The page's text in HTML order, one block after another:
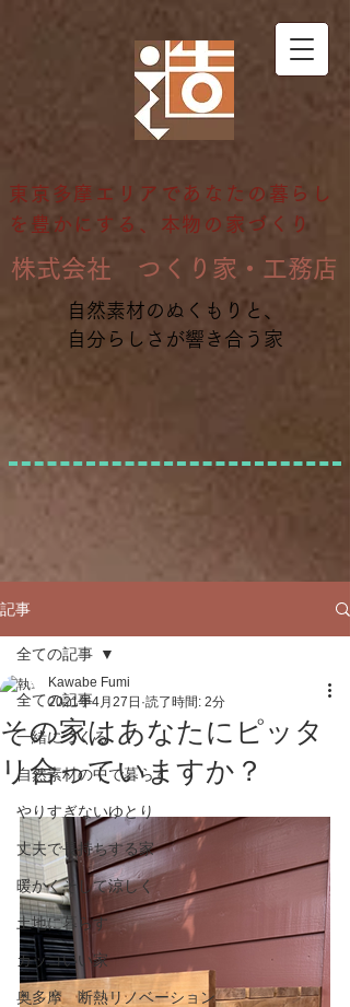
東京多摩エリアであなたの暮らし
を豊かにする、本物の家づくり
自然素材のぬくもりと、
自分らしさが響き合う家
​株式会社 つくり家・工務店
記事
全ての記事
一緒につくる
自然素材の中で暮らす
やりすぎないゆとり
丈夫で長持ちする家
暖かくそして涼しく
土地に暮らす
カッコいい家
奥多摩 断熱リノベーション
全ての記事
その家はあなたにピッタ
リ合っていますか？
Kawabe Fumi
2021年4月27日 読了時間: 2分